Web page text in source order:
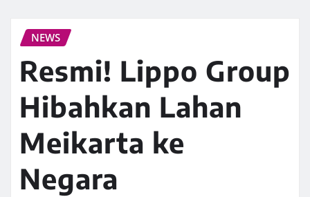
NEWS
Resmi! Lippo Group
Hibahkan Lahan
Meikarta ke
Negara